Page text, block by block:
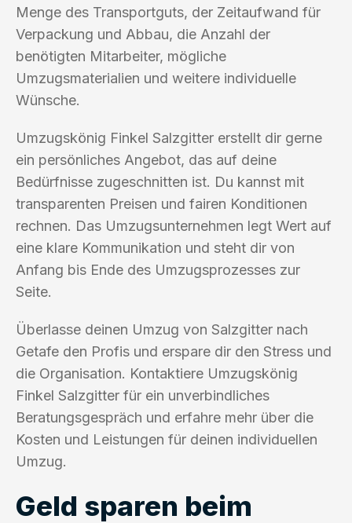
Menge des Transportguts, der Zeitaufwand für
Verpackung und Abbau, die Anzahl der
benötigten Mitarbeiter, mögliche
Umzugsmaterialien und weitere individuelle
Wünsche.
Umzugskönig Finkel Salzgitter erstellt dir gerne
ein persönliches Angebot, das auf deine
Bedürfnisse zugeschnitten ist. Du kannst mit
transparenten Preisen und fairen Konditionen
rechnen. Das Umzugsunternehmen legt Wert auf
eine klare Kommunikation und steht dir von
Anfang bis Ende des Umzugsprozesses zur
Seite.
Überlasse deinen Umzug von Salzgitter nach
Getafe den Profis und erspare dir den Stress und
die Organisation. Kontaktiere Umzugskönig
Finkel Salzgitter für ein unverbindliches
Beratungsgespräch und erfahre mehr über die
Kosten und Leistungen für deinen individuellen
Umzug.
Geld sparen beim